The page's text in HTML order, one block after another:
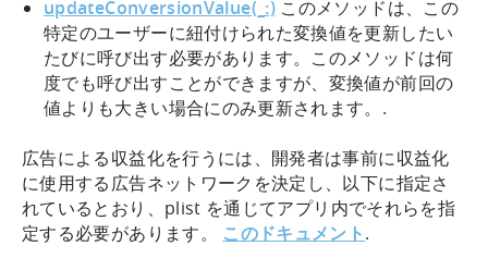
updateConversionValue(_:) このメソッドは、この
特定のユーザーに紐付けられた変換値を更新したい
たびに呼び出す必要があります。このメソッドは何
度でも呼び出すことができますが、変換値が前回の
値よりも大きい場合にのみ更新されます。.
広告による収益化を行うには、開発者は事前に収益化
に使用する広告ネットワークを決定し、以下に指定さ
れているとおり、plist を通じてアプリ内でそれらを指
定する必要があります。 このドキュメント.